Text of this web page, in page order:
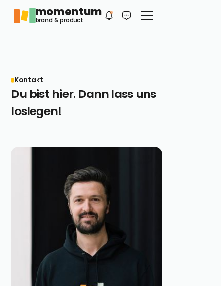
momentum
brand & product
Philip
Dein erster Kontakt
Kontakt
Du bist hier. Dann lass uns
loslegen!